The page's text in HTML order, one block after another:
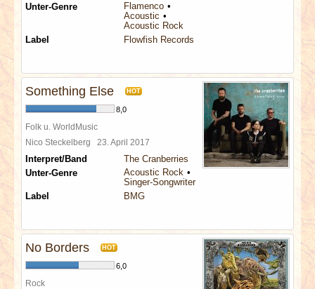
Unter-Genre
Flamenco
Acoustic
Acoustic Rock
Label
Flowfish Records
Something Else HOT
8,0
Folk u. WorldMusic
Nico Steckelberg 23. April 2017
Interpret/Band
The Cranberries
Unter-Genre
Acoustic Rock
Singer-Songwriter
Label
BMG
No Borders HOT
6,0
Rock